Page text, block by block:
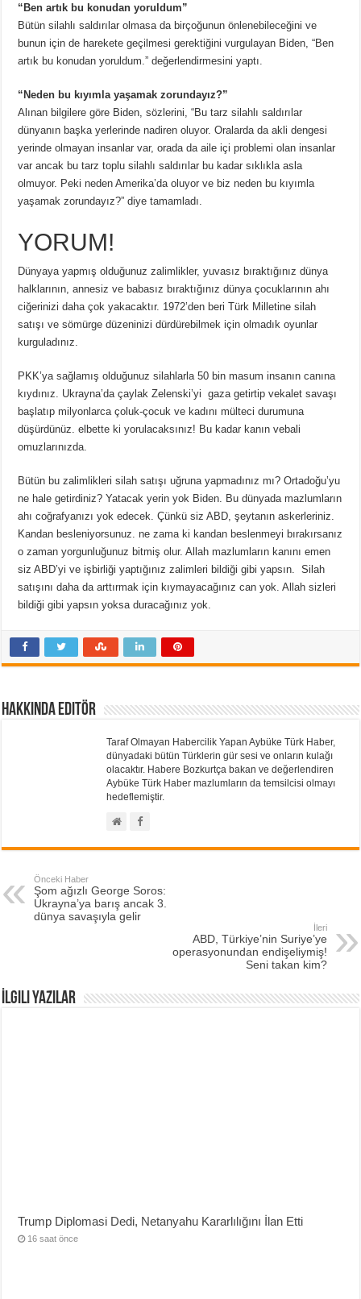
“Ben artık bu konudan yoruldum”
Bütün silahlı saldırılar olmasa da birçoğunun önlenebileceğini ve
bunun için de harekete geçilmesi gerektiğini vurgulayan Biden, “Ben
artık bu konudan yoruldum.” değerlendirmesini yaptı.
“Neden bu kıyımla yaşamak zorundayız?”
Alınan bilgilere göre Biden, sözlerini, “Bu tarz silahlı saldırılar
dünyanın başka yerlerinde nadiren oluyor. Oralarda da akli dengesi
yerinde olmayan insanlar var, orada da aile içi problemi olan insanlar
var ancak bu tarz toplu silahlı saldırılar bu kadar sıklıkla asla
olmuyor. Peki neden Amerika’da oluyor ve biz neden bu kıyımla
yaşamak zorundayız?” diye tamamladı.
YORUM!
Dünyaya yapmış olduğunuz zalimlikler, yuvasız bıraktığınız dünya
halklarının, annesiz ve babasız bıraktığınız dünya çocuklarının ahı
ciğerinizi daha çok yakacaktır. 1972’den beri Türk Milletine silah
satışı ve sömürge düzeninizi dürdürebilmek için olmadık oyunlar
kurguladınız.
PKK’ya sağlamış olduğunuz silahlarla 50 bin masum insanın canına
kıydınız. Ukrayna’da çaylak Zelenski’yi gaza getirtip vekalet savaşı
başlatıp milyonlarca çoluk-çocuk ve kadını mülteci durumuna
düşürdünüz. elbette ki yorulacaksınız! Bu kadar kanın vebali
omuzlarınızda.
Bütün bu zalimlikleri silah satışı uğruna yapmadınız mı? Ortadoğu’yu
ne hale getirdiniz? Yatacak yerin yok Biden. Bu dünyada mazlumların
ahı coğrafyanızı yok edecek. Çünkü siz ABD, şeytanın askerleriniz.
Kandan besleniyorsunuz. ne zama ki kandan beslenmeyi bırakırsanız
o zaman yorgunluğunuz bitmiş olur. Allah mazlumların kanını emen
siz ABD’yi ve işbirliği yaptığınız zalimleri bildiği gibi yapsın. Silah
satışını daha da arttırmak için kıymayacağınız can yok. Allah sizleri
bildiği gibi yapsın yoksa duracağınız yok.
Hakkında Editör
Taraf Olmayan Habercilik Yapan Aybüke Türk Haber,
dünyadaki bütün Türklerin gür sesi ve onların kulağı
olacaktır. Habere Bozkurtça bakan ve değerlendiren
Aybüke Türk Haber mazlumların da temsilcisi olmayı
hedeflemiştir.
Önceki Haber
Şom ağızlı George Soros:
Ukrayna’ya barış ancak 3.
dünya savaşıyla gelir
İleri
ABD, Türkiye’nin Suriye’ye
operasyonundan endişeliymiş!
Seni takan kim?
İlgili Yazılar
Trump Diplomasi Dedi, Netanyahu Kararlılığını İlan Etti
16 saat önce